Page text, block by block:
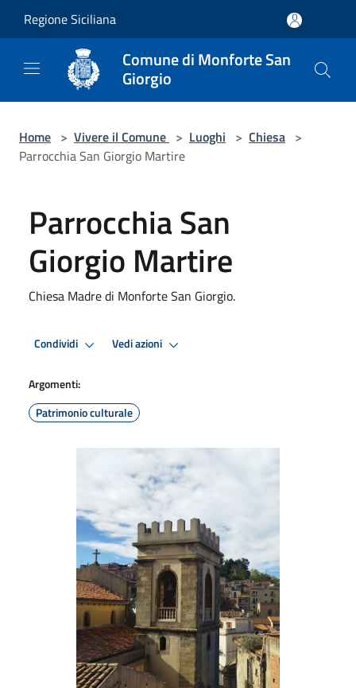
Regione Siciliana
Comune di Monforte San
Giorgio
Home > Vivere il Comune > Luoghi > Chiesa >
Parrocchia San Giorgio Martire
Parrocchia San
Giorgio Martire
Chiesa Madre di Monforte San Giorgio.
Condividi Vedi azioni
Argomenti:
Patrimonio culturale